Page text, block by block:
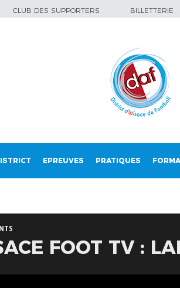
CLUB DES SUPPORTERS BILLETTERIE
EPREUVES PRATIQUES
FOOT TV :